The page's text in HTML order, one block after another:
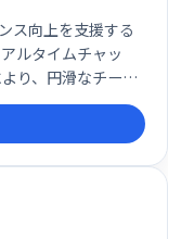
ス向上を支援する
ルタイムチャッ
り、円滑なチーム
タスク管理を効率
るビジネスパート